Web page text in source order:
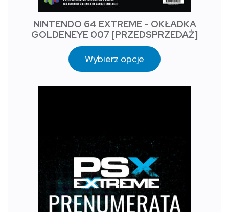
NINTENDO 64 EXTREME - OKŁADKA
GOLDENEYE 007 [PRZEDSPRZEDAŻ]
Wybierz opcje